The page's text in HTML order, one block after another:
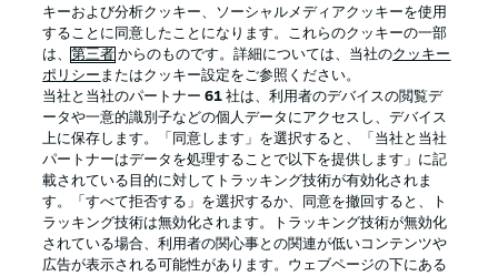
Football as it's meant to be
BUNDESLIGA APP
Official Partners
キーおよび分析クッキー、ソーシャルメディアクッキーを使用
することに同意したことになります。これらのクッキーの一部
は、第三者 からのものです。詳細については、当社のクッキー
ポリシー またはクッキー設定をご参照ください。
当社と当社のパートナー61 社は、利用者のデバイスの閲覧デ
ータや一意的識別子などの個人データにアクセスし、デバイス
上に保存します。「同意します」を選択すると、「当社と当社
パートナーはデータを処理することで以下を提供します」に記
載されている目的に対してトラッキング技術が有効化されま
す。「すべて拒否する」を選択するか、同意を撤回すると、ト
ラッキング技術は無効化されます。トラッキング技術が無効化
されている場合、利用者の関心事との関連が低いコンテンツや
広告が表示される可能性があります。ウェブページの下にある